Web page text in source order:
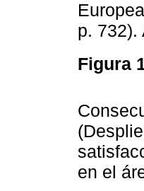
p. 732).
Figura
en el